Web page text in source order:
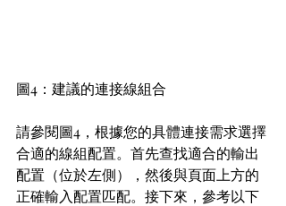
圖4：建議的連接線組合
請參閱圖4，根據您的具體連接需求選擇
合適的線組配置。首先查找適合的輸出
配置（位於左側），然後與頁面上方的
正確輸入配置匹配。接下來，參考以下